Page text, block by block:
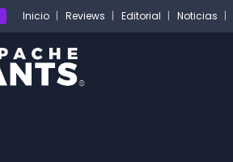
Inicio Reviews Editorial Noticias